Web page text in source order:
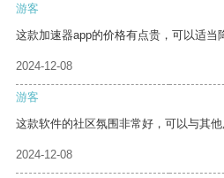
游客
这款加速器app的价格有点贵，可以适当
2024-12-08
游客
这款软件的社区氛围非常好，可以与其他
2024-12-08